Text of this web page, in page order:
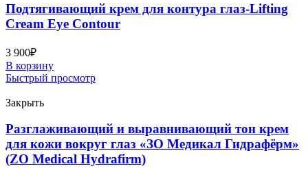
Подтягивающий крем для контура глаз-Lifting
Cream Eye Contour
3 900₽
В корзину
Быстрый просмотр
Закрыть
Разглаживающий и выравнивающий тон крем
для кожи вокруг глаз «ЗО Медикал Гидрафёрм»
(ZO Medical Hydrafirm)